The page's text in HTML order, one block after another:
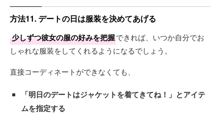
方法11. デートの日は服装を決めてあげる
少しずつ彼女の服の好みを把握できれば、いつか自分でお
しゃれな服装をしてくれるようになるでしょう。
直接コーディネートができなくても、
「明日のデートはジャケットを着てきてね！」とアイテ
ムを指定する